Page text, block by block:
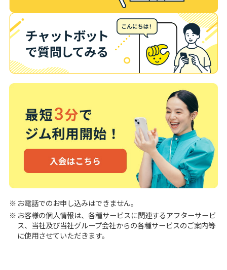
お電話でのお申し込みはできません。
お客様の個人情報は、各種サービスに関連するアフターサービ
ス、当社及び当社グループ会社からの各種サービスのご案内等
に使用させていただきます。